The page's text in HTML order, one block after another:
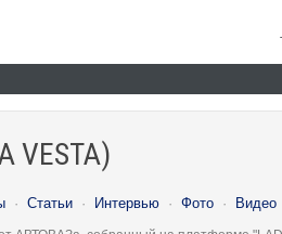
VESTA)
· Статьи · Интервью · Фото · Видео